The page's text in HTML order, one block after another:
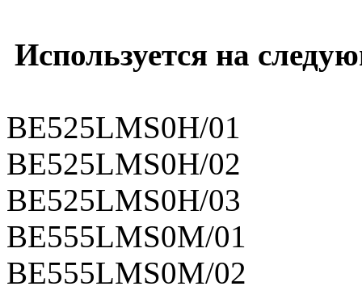
Используется на
BE525LMS0H/01
BE525LMS0H/02
BE525LMS0H/03
BE555LMS0M/01
BE555LMS0M/02